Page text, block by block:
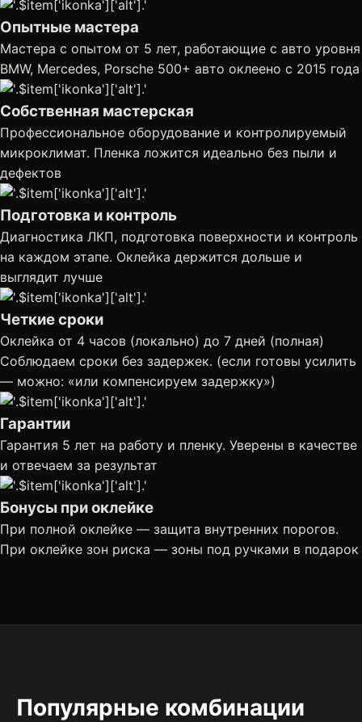
Опытные мастера
Мастера с опытом от 5 лет, работающие с авто уровня
BMW, Mercedes, Porsche 500+ авто оклеено с 2015 года
Собственная мастерская
Профессиональное оборудование и контролируемый
микроклимат. Пленка ложится идеально без пыли и
дефектов
Подготовка и контроль
Диагностика ЛКП, подготовка поверхности и контроль
на каждом этапе. Оклейка держится дольше и
выглядит лучше
Четкие сроки
Оклейка от 4 часов (локально) до 7 дней (полная)
Соблюдаем сроки без задержек. (если готовы усилить
— можно: «или компенсируем задержку»)
Гарантии
Гарантия 5 лет на работу и пленку. Уверены в качестве
и отвечаем за результат
Бонусы при оклейке
При полной оклейке — защита внутренних порогов.
При оклейке зон риска — зоны под ручками в подарок
Популярные комбинации